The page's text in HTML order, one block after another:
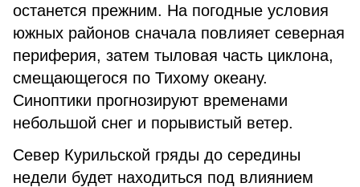
останется прежним. На погодные условия
южных районов сначала повлияет северная
периферия, затем тыловая часть циклона,
смещающегося по Тихому океану.
Синоптики прогнозируют временами
небольшой снег и порывистый ветер.
Север Курильской гряды до середины
недели будет находиться под влиянием